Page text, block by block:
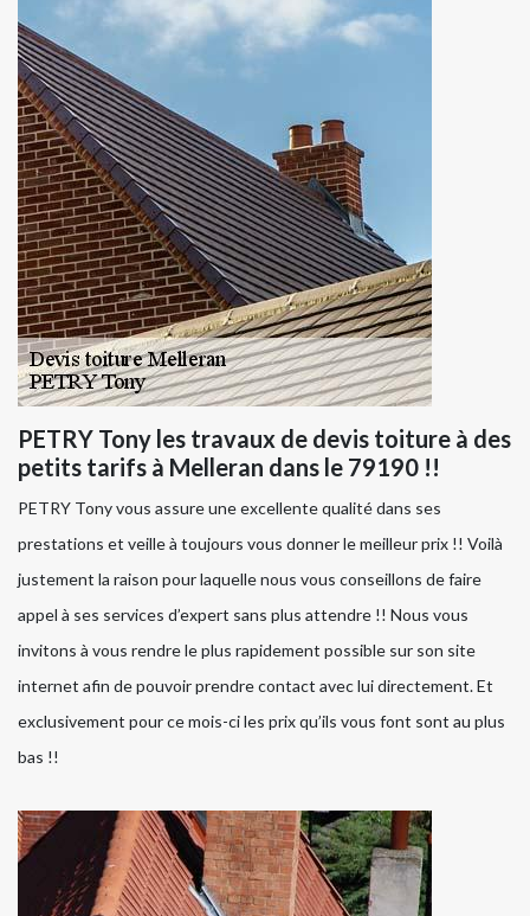
PETRY Tony les travaux de devis toiture à des
petits tarifs à Melleran dans le 79190 !!
PETRY Tony vous assure une excellente qualité dans ses
prestations et veille à toujours vous donner le meilleur prix !! Voilà
justement la raison pour laquelle nous vous conseillons de faire
appel à ses services d’expert sans plus attendre !! Nous vous
invitons à vous rendre le plus rapidement possible sur son site
internet afin de pouvoir prendre contact avec lui directement. Et
exclusivement pour ce mois-ci les prix qu’ils vous font sont au plus
bas !!